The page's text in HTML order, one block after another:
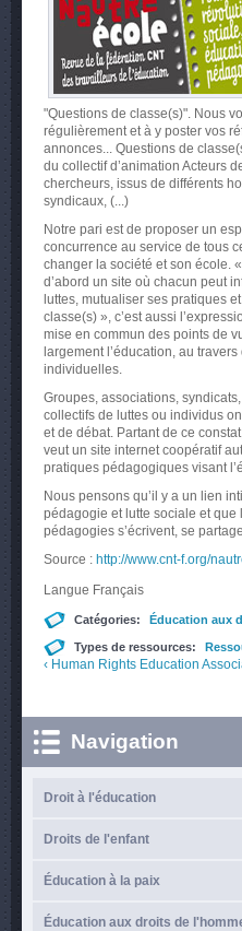
"Questions de classe(s)". Nous
régulièrement et à y poster vos
annonces... Questions de
du collectif d’animation Acteurs
chercheurs, issus de différents
syndicaux, (...)
Notre pari est de proposer un
concurrence au service de tous
changer la société et son école.
d’abord un site où chacun peut
luttes, mutualiser ses pratiques
classe(s) », c’est aussi
mise en commun des points de
largement l’éducation, au
individuelles.
Groupes, associations,
collectifs de luttes ou individus
et de débat. Partant de ce
veut un site internet coopératif
pratiques pédagogiques visant
Nous pensons qu’il y a un lien
pédagogie et lutte sociale et que
pédagogies s’écrivent, se
Source : http://www.cnt-f.org/
Langue Français
Catégories: Éducation aux
Types de ressources:
‹ Human Rights Education
Navigation
Droit à l'éducation
Droits de l'enfant
Éducation à la paix
Éducation aux droits de